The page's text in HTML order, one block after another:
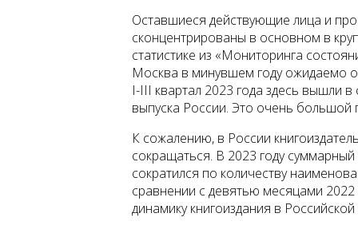
Оставшиеся действующие лица и
сконцентрированы в основном в
статистике из «Мониторинга
Москва в минувшем году ожидаемо
I-III квартал 2023 года здесь вышли
выпуска России. Это очень
К сожалению, в России
сокращаться. В 2023 году
сократился по количеству
сравнении с девятью месяцами
динамику книгоиздания в